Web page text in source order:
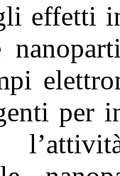
effetti
per